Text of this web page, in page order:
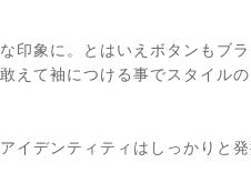
印象に。とはいえボタンもブ
えて袖につける事でスタイル
イデンティティはしっかりと